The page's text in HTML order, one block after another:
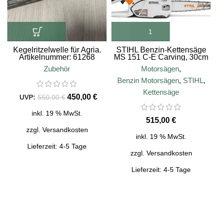
Kegelritzelwelle für Agria.
Artikelnummer: 61268
Zubehör
550,00€ 450,00 €
inkl. 19 % MwSt.
zzgl. Versandkosten
Lieferzeit: 4-5 Tage
STIHL Benzin-Kettensäge
MS 151 C-E Carving, 30cm
Schienenlänge
Motorsägen,
Benzin Motorsägen, STIHL,
Kettensäge
€
inkl. 19 % MwSt.
zzgl. Versandkosten
Lieferzeit: 4-5 Tage